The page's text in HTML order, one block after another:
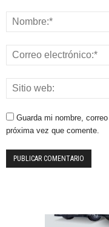
Guarda mi nombre,
próxima vez que comente.